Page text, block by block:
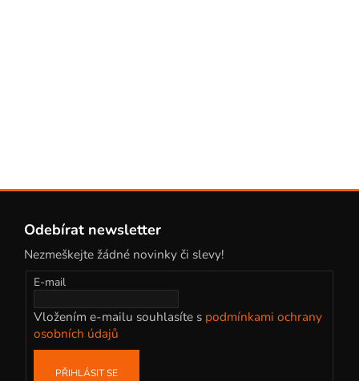
Odebírat newsletter
Nezmeškejte žádné novinky či slevy!
E-mail
Vložením e-mailu souhlasíte s podmínkami ochrany
osobních údajů
PŘIHLÁSIT SE